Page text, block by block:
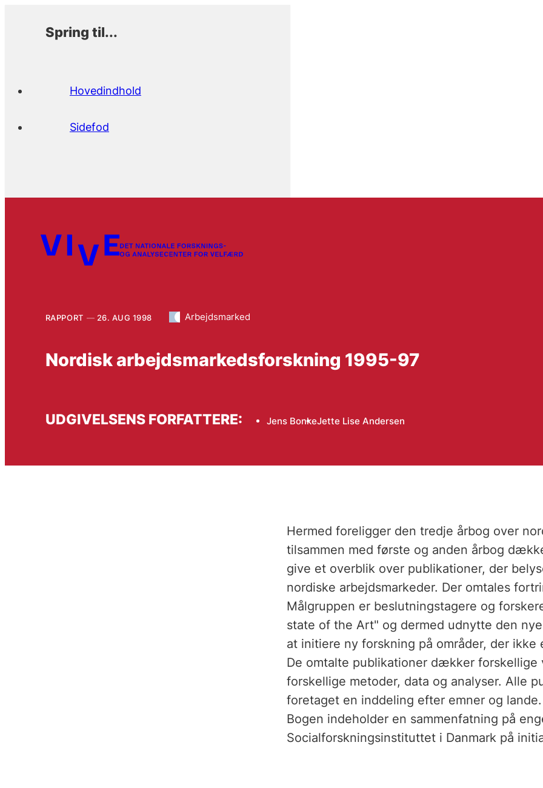
Spring til...
Hovedindhold
Sidefod
RAPPORT 26. AUG 1998 Arbejdsmarked
Nordisk arbejdsmarkedsforskning 1995-97
UDGIVELSENS FORFATTERE: Jens BonkeJette Lise Andersen
Hermed foreligger den tredje årbog over
tilsammen med første og anden årbog
give et overblik over publikationer, der
nordiske arbejdsmarkeder. Der omtales
Målgruppen er beslutningstagere og
state of the Art" og dermed udnytte den
at initiere ny forskning på områder, der
De omtalte publikationer dækker
forskellige metoder, data og analyser. Alle
foretaget en inddeling efter emner og
Bogen indeholder en sammenfatning på
Socialforskningsinstituttet i Danmark på